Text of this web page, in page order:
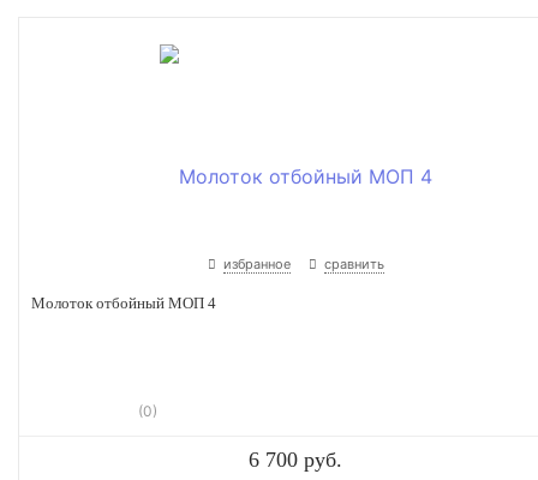
избранное сравнить
Молоток отбойный МОП 4
(0)
6 700 руб.